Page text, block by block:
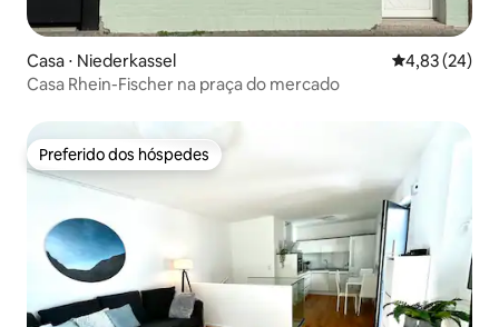
Casa ⋅ Niederkassel 4,83 de uma
4,83 (24)
Casa Rhein-Fischer na praça do mercado
Preferido dos hóspedes
Preferido dos hóspedes